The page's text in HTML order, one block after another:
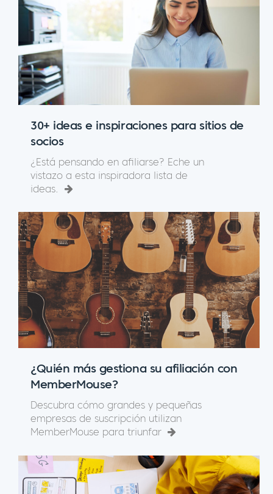
30+ ideas e inspiraciones para sitios de
socios
¿Está pensando en afiliarse? Eche un
vistazo a esta inspiradora lista de
ideas.
¿Quién más gestiona su afiliación con
MemberMouse?
Descubra cómo grandes y pequeñas
empresas de suscripción utilizan
MemberMouse para triunfar